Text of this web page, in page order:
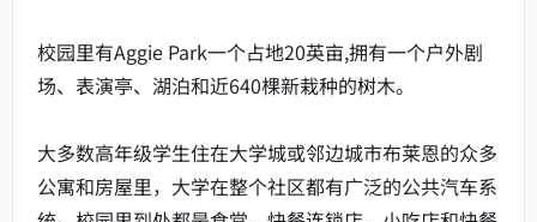
校园里有Aggie Park一个占地20英亩,拥有一个户外剧
场、表演亭、湖泊和近640棵新栽种的树木。
大多数高年级学生住在大学城或邻边城市布莱恩的众多
公寓和房屋里，大学在整个社区都有广泛的公共汽车系